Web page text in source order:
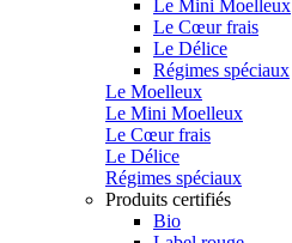
Le Mini Moelleux
Le Cœur frais
Le Délice
Régimes spéciaux
Le Moelleux
Le Mini Moelleux
Le Cœur frais
Le Délice
Régimes spéciaux
Produits certifiés
Bio